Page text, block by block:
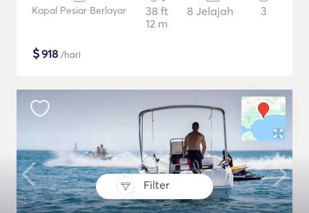
Filter
Kapal Pesiar Berlayar
38 ft
12 m
8 Jelajah 3
$918 /hari